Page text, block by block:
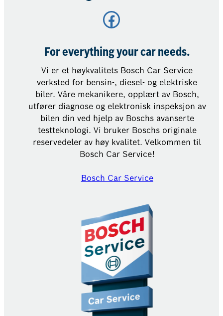
Facebook
For everything your car needs.
Vi er et høykvalitets Bosch Car Service
verksted for bensin-, diesel- og elektriske
biler. Våre mekanikere, opplært av Bosch,
utfører diagnose og elektronisk inspeksjon av
bilen din ved hjelp av Boschs avanserte
testteknologi. Vi bruker Boschs originale
reservedeler av høy kvalitet. Velkommen til
Bosch Car Service!
Bosch Car Service